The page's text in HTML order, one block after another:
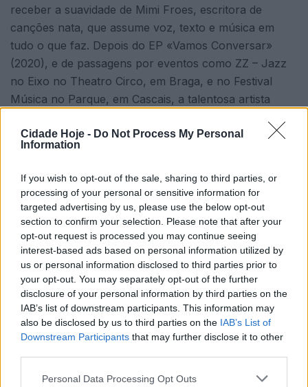
Cidade Hoje - Do Not Process My Personal
Information
If you wish to opt-out of the sale, sharing to third parties, or
processing of your personal or sensitive information for
targeted advertising by us, please use the below opt-out
section to confirm your selection. Please note that after your
opt-out request is processed you may continue seeing
interest-based ads based on personal information utilized by
us or personal information disclosed to third parties prior to
your opt-out. You may separately opt-out of the further
disclosure of your personal information by third parties on the
IAB’s list of downstream participants. This information may
also be disclosed by us to third parties on the IAB’s List of
Downstream Participants that may further disclose it to other
Personal Data Processing Opt Outs
receber a suavidade de Mimi Froes, escritora de
canções nata, que assume voz, texto e música em
tudo o que faz. Depois do EP «Vamos Conversar»
(2020), e de passagens por eventos como ZZ – Jazz
no Eixo no Theatro Circo, em Braga, e no Festival
Música no Parque, em Cascais, a talentosa artista
o título do seu mais recente EP, composto por sete
temas inéditos, de sua autoria e composição, incluindo
com vídeo do artista brasileiro Daryan.